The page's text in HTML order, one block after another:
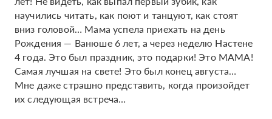
научились читать, как поют и танцуют, как стоят
вниз головой… Мама успела приехать на день
Рождения — Ванюше 6 лет, а через неделю Настене
4 года. Это был праздник, это подарки! Это МАМА!
Самая лучшая на свете! Это был конец августа…
Мне даже страшно представить, когда произойдет
их следующая встреча…